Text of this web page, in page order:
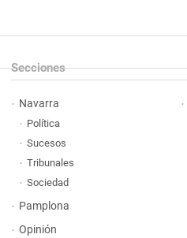
Secciones
Navarra
Política
Sucesos
Tribunales
Sociedad
Pamplona
Opinión